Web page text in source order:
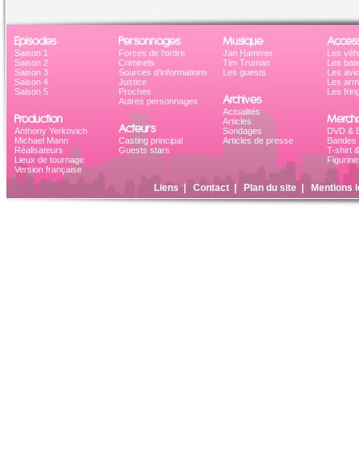
Episodes
Saison 1
Saison 2
Saison 3
Saison 4
Saison 5
Production
Anthony Yerkovich
Michael Mann
Réalisateurs
Lieux de tournage
Version française
Personnages
Forces de l'ordre
Criminels
Sources d'informations
Justice
Proches
Autres personnages
Acteurs
Casting principal
Guests stars
Musique
Jan Hammer
Tim Truman
Les guests
Archives
Actualités
Articles
Sondages
Articles de presse
Les
Les
Les
Les
Les
DVD &
Bandes
T-shirt
Liens Contact| Plan du site| Mentions